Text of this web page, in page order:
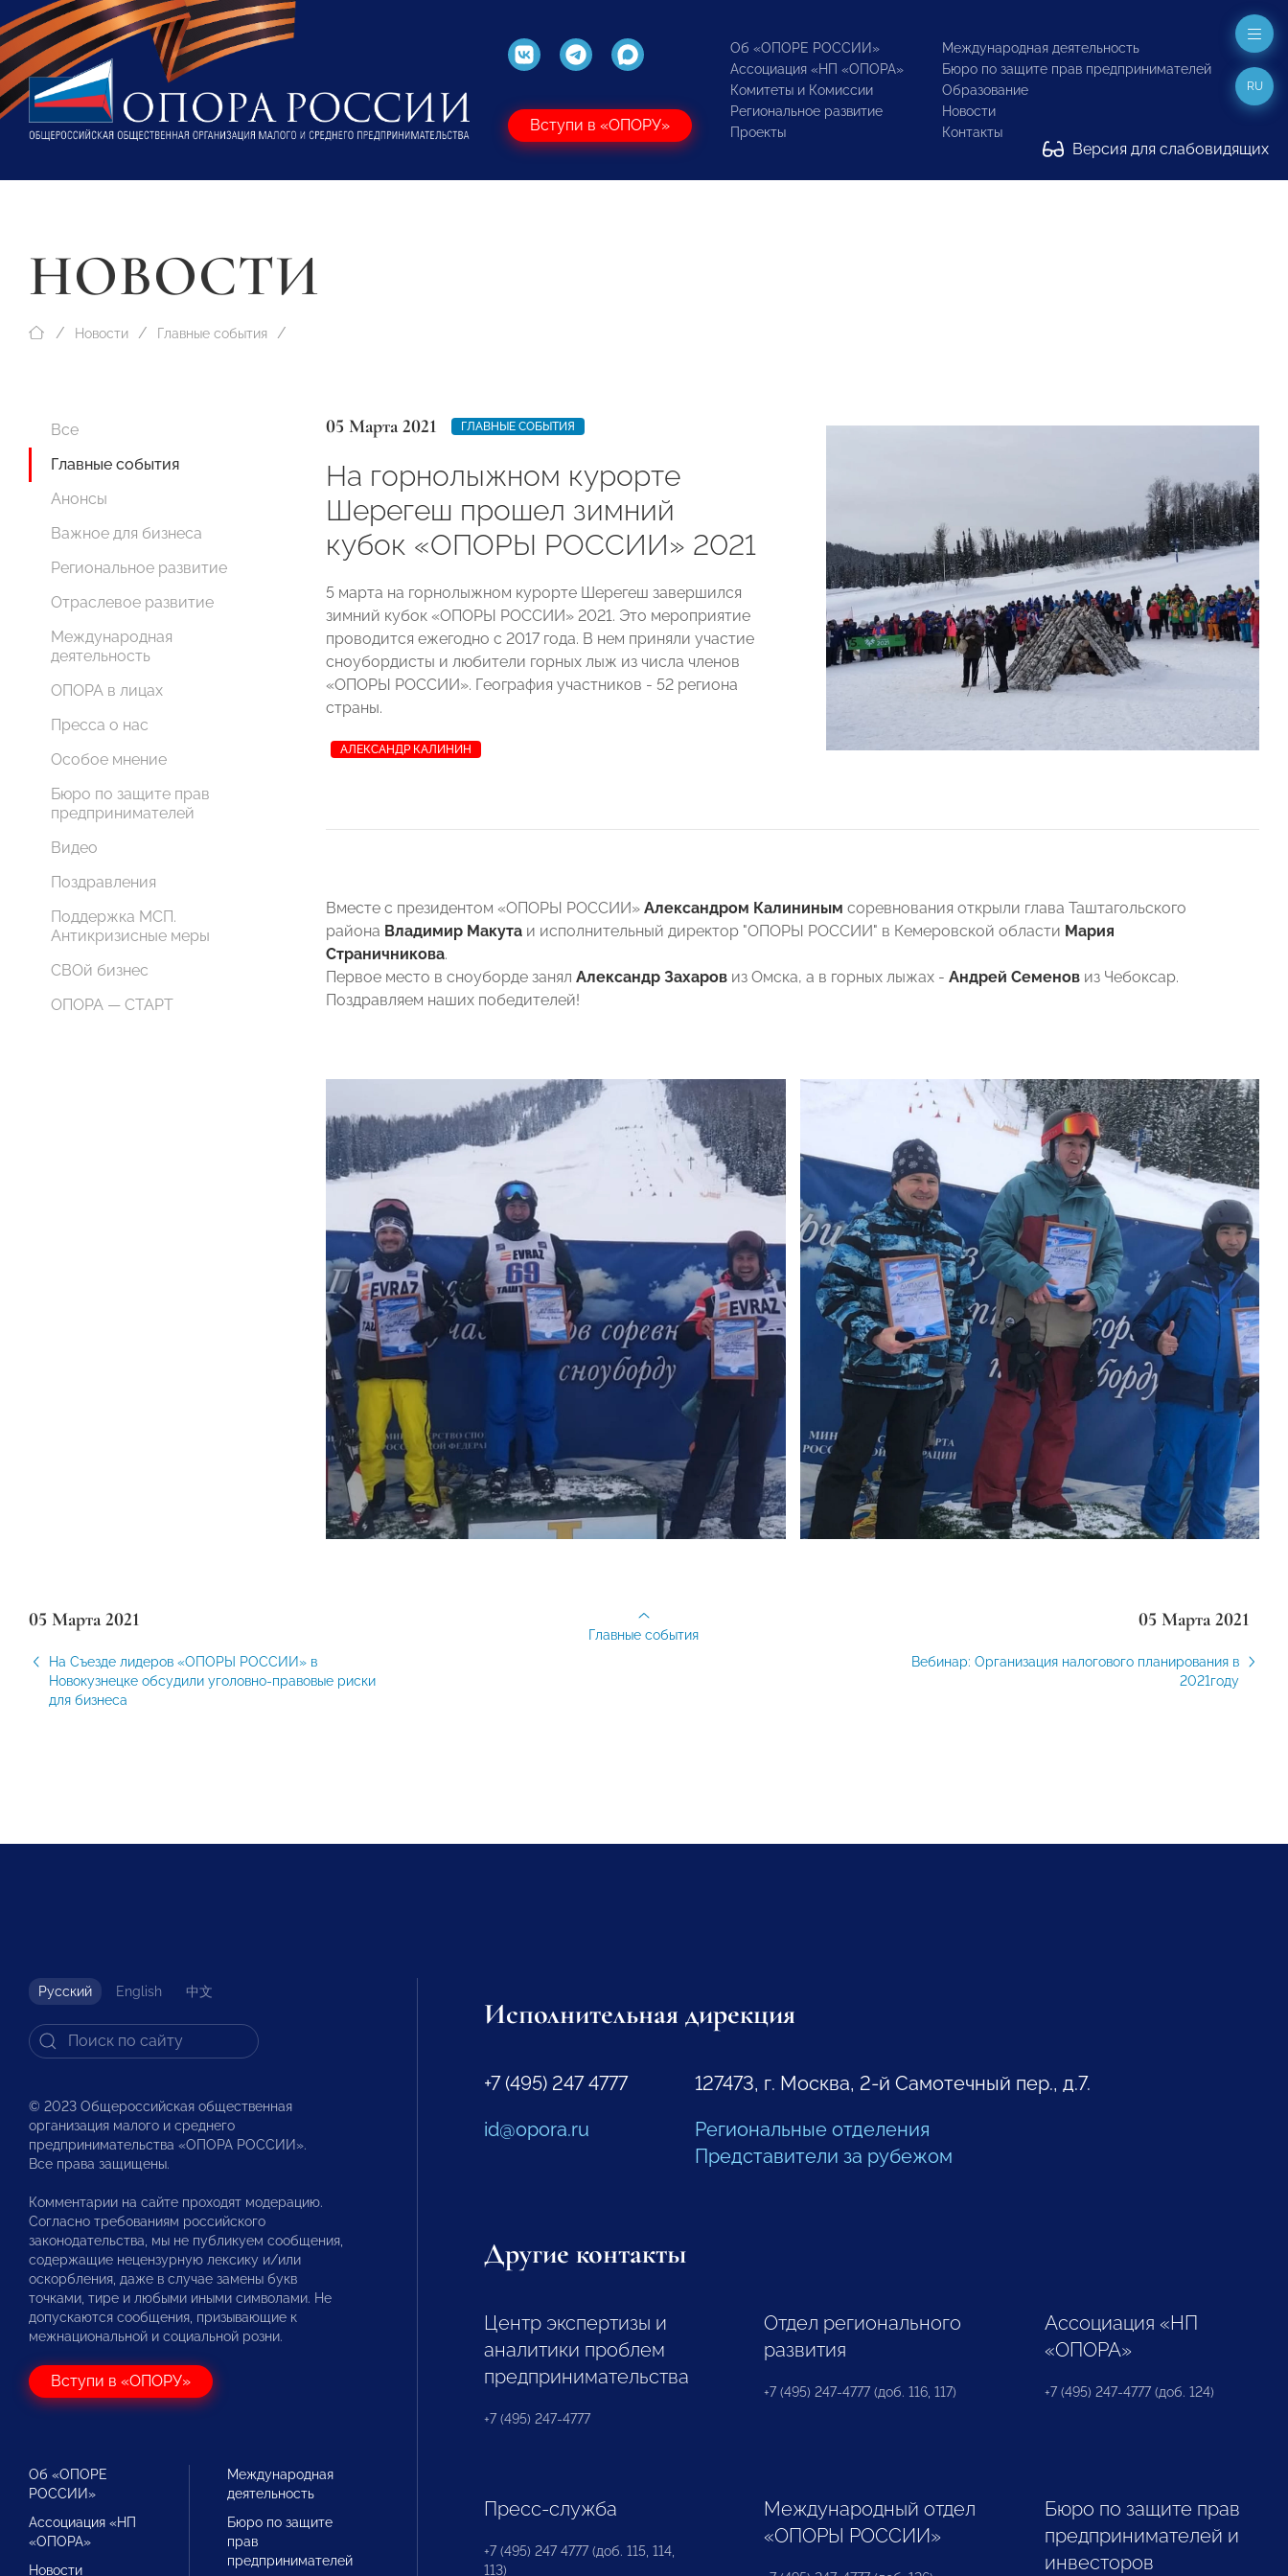
Вступи в «ОПОРУ»
Об «ОПОРЕ РОССИИ»
Ассоциация «НП «ОПОРА»
Комитеты и Комиссии
Региональное развитие
Проекты
Международная деятельность
Бюро по защите прав предпринимателей
Образование
Новости
Контакты
Версия для слабовидящих
RU
НОВОСТИ
Новости Главные события
Все
Главные события
Анонсы
Важное для бизнеса
Региональное развитие
Отраслевое развитие
Международная
деятельность
ОПОРА в лицах
Пресса о нас
Особое мнение
Бюро по защите прав
предпринимателей
Видео
Поздравления
Поддержка МСП.
Антикризисные меры
СВОй бизнес
ОПОРА — СТАРТ
05 Марта 2021 ГЛАВНЫЕ СОБЫТИЯ
На горнолыжном курорте
Шерегеш прошел зимний
кубок «ОПОРЫ РОССИИ» 2021
5 марта на горнолыжном курорте Шерегеш завершился
зимний кубок «ОПОРЫ РОССИИ» 2021. Это мероприятие
проводится ежегодно с 2017 года. В нем приняли участие
сноубордисты и любители горных лыж из числа членов
«ОПОРЫ РОССИИ». География участников - 52 региона
страны.
АЛЕКСАНДР КАЛИНИН
Вместе с президентом «ОПОРЫ РОССИИ» Александром Калининым соревнования открыли глава Таштагольского
района Владимир Макута и исполнительный директор "ОПОРЫ РОССИИ" в Кемеровской области Мария
Страничникова.
Первое место в сноуборде занял Александр Захаров из Омска, а в горных лыжах - Андрей Семенов из Чебоксар.
Поздравляем наших победителей!
05 Марта 2021
На Съезде лидеров «ОПОРЫ РОССИИ» в
Новокузнецке обсудили уголовно-правовые риски
для бизнеса
05 Марта 2021
Вебинар: Организация налогового планирования в
2021году
Главные события
Русский English 中文
© 2023 Общероссийская общественная
организация малого и среднего
предпринимательства «ОПОРА РОССИИ».
Все права защищены.
Комментарии на сайте проходят модерацию.
Согласно требованиям российского
законодательства, мы не публикуем сообщения,
содержащие нецензурную лексику и/или
оскорбления, даже в случае замены букв
точками, тире и любыми иными символами. Не
допускаются сообщения, призывающие к
межнациональной и социальной розни.
Вступи в «ОПОРУ»
Об «ОПОРЕ
РОССИИ»
Ассоциация «НП
«ОПОРА»
Новости
Международная
деятельность
Бюро по защите
прав
предпринимателей
Исполнительная дирекция
+7 (495) 247 4777
id@opora.ru
127473, г. Москва, 2-й Самотечный пер., д.7.
Региональные отделения
Представители за рубежом
Другие контакты
Центр экспертизы и
аналитики проблем
предпринимательства
+7 (495) 247-4777
Отдел регионального
развития
+7 (495) 247-4777 (доб. 116, 117)
Ассоциация «НП
«ОПОРА»
+7 (495) 247-4777 (доб. 124)
Пресс-служба
+7 (495) 247 4777 (доб. 115, 114,
113)
Международный отдел
«ОПОРЫ РОССИИ»
Бюро по защите прав
предпринимателей и
инвесторов